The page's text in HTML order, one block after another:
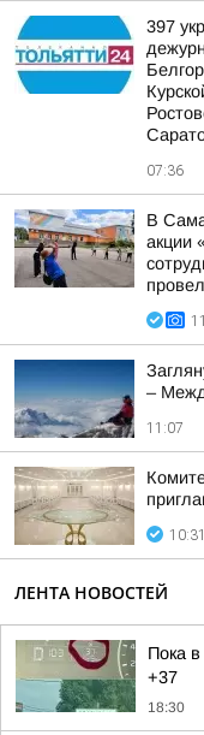
397
07:36
В
акции
–
11:07
10:31
ЛЕНТА НОВОСТЕЙ
Пока
+37
18:30